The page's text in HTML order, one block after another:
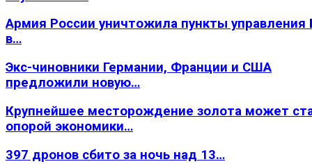
Армия России уничтожила пункты
в…
Экс-чиновники Германии, Франции и США
предложили новую…
Крупнейшее месторождение золота может
опорой экономики…
397 дронов сбито за ночь над 13…